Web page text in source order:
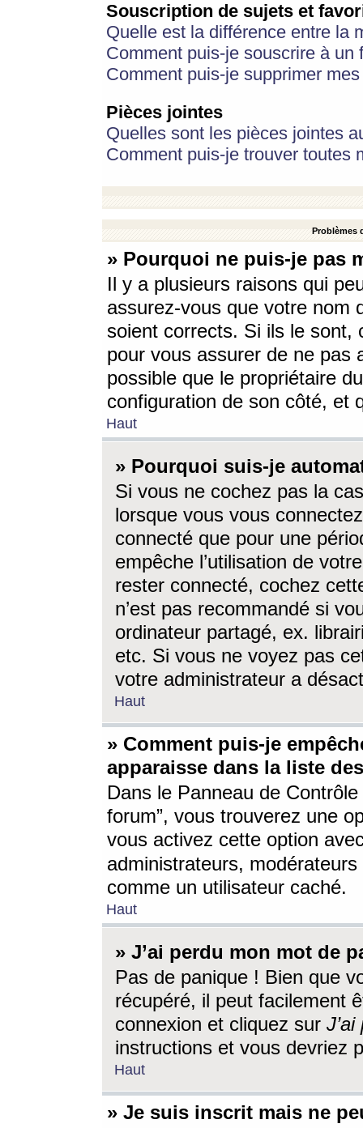
Souscription de sujets et
Quelle est la différence entre la
Comment puis-je souscrire à
Comment puis-je supprimer
Pièces jointes
Quelles sont les pièces jointes
Comment puis-je trouver toutes
Problèmes
» Pourquoi ne puis-je pas
Il y a plusieurs raisons qui
assurez-vous que votre nom
soient corrects. Si ils le sont,
pour vous assurer de ne pas
possible que le propriétaire
configuration de son côté, et
Haut
» Pourquoi suis-je
Si vous ne cochez pas la
lorsque vous vous
connecté que pour une
empêche l’utilisation de
rester connecté, cochez
n’est pas recommandé si
ordinateur partagé, ex.
etc. Si vous ne voyez pas
votre administrateur a
Haut
» Comment puis-je
apparaisse dans la liste
Dans le Panneau de
forum”, vous trouverez une
vous activez cette option
administrateurs,
comme un utilisateur caché.
Haut
» J’ai perdu mon mot de
Pas de panique ! Bien que
récupéré, il peut facilement
connexion et cliquez sur
instructions et vous devriez
Haut
» Je suis inscrit mais ne